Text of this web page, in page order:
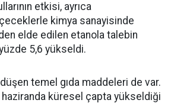
etkisi, ayrıca
kimya sanayisinde
elde edilen etanola talebin
5,6 yükseldi.
temel gıda maddeleri de var.
haziranda küresel çapta yükseldiği